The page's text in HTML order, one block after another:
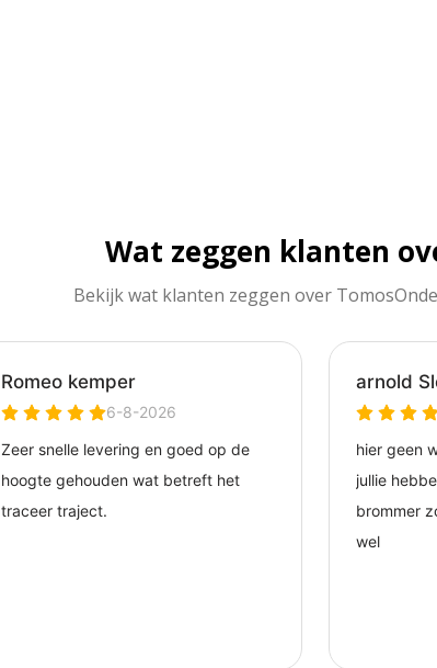
Wat zeggen klanten
Bekijk wat klanten zeggen over